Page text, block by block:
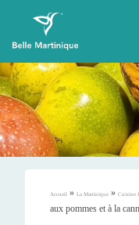
Accueil » La Martinique » Cuisine
aux pommes et à la